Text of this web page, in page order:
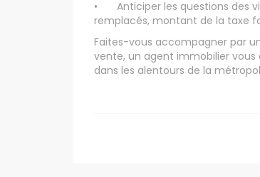
•
Anticiper les questions des
remplacés, montant de la taxe
Faites-vous accompagner par
vente, un agent immobilier vous
dans les alentours de la